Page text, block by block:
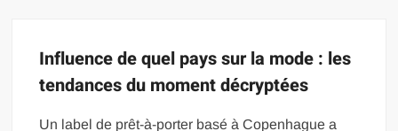
Influence de quel pays sur la mode : les
tendances du moment décryptées
Un label de prêt-à-porter basé à Copenhague a